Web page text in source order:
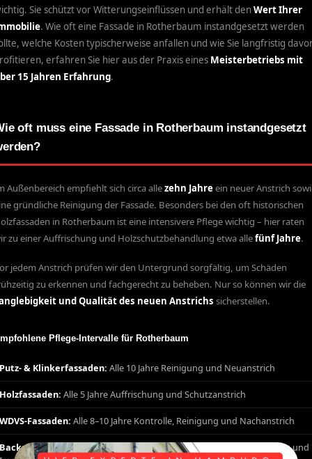
Sie schützt vor Witterungseinflüssen und erhält denWert Ihrer
. Wie oft eine Fassade in Rotherbaum instandgesetzt werden
welche Kosten typischerweise anfallen und wie Sie langfristig
erfahren Sie hier aus der Praxis eines Meisterbetriebs mit
15 Jahren Erfahrung.
oft muss eine Fassade in Rotherbaum instandgesetzt
Außenbereich empfiehlt sich circa allezehn Jahreein neuer Anstrich
gründliche Reinigung der Fassade. Besonders bei den oft historischen
in Rotherbaum ist eine intensivere Pflege wichtig – hier raten
zu einer Auffrischung und Holzschutzbehandlung etwa allefünf Jahre.
jedem Anstrich prüfen wir den Untergrund sorgfältig, um Schäden
zu erkennen und fachgerecht zu beheben. Nur so können wir die
und Qualität des neuen Anstrichs sicherstellen.
Pflege-Intervalle für Rotherbaum
Putz- & Klinkerfassaden: Alle 10 Jahre Reinigung und Neuanstrich
Holzfassaden: Alle 5 Jahre Auffrischung und Schutzanstrich
WDVS-Fassaden: Alle 8–10 Jahre Kontrolle, Reinigung und Nachanstrich
Backsteinfassaden in Rotherbaum:Alle 10–15 Jahre Fugensanierung und